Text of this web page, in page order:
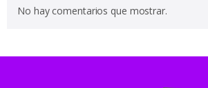
No hay comentarios que mostrar.